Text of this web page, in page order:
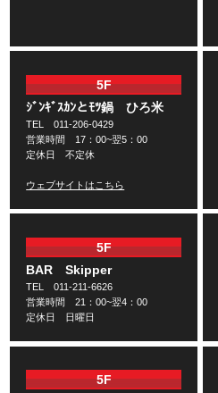
5F
ｼﾞﾝｷﾞｽｶﾝとﾓﾂ鍋 ひろ米
TEL 011-206-0429
営業時間 17：00~翌5：00
定休日 不定休
ウェブサイトはこちら
5F
BAR Skipper
TEL 011-211-6626
営業時間 21：00~翌4：00
定休日 日曜日
5F